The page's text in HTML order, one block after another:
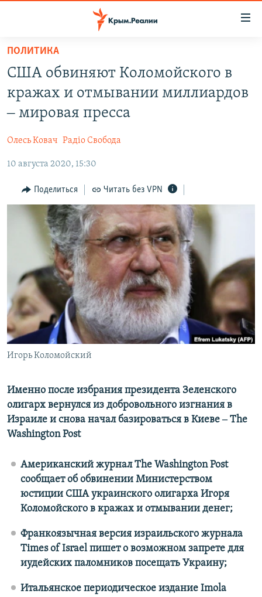
Вернуться
основному
содержанию
Вернутся
главной
Вернутся
поиску
11 ЛЕТ ОККУПАЦИИ КРЫМА. 11 ИСТОРИЙ СОПРОТИВЛЕНИЯ
ВОДА
ЕЩЕ
ИНТЕРАКТИВ
ИНФОГРАФИКА
ТЕЛЕПРОЕКТ КРЫМ.РЕАЛИИ
СОВЕТЫ ПРАВОЗАЩИТНИКОВ
ПРОПАВШИЕ БЕЗ ВЕСТИ
ПОБЕДИТЕЛЕЙ НЕ СУДЯТ?
КРЫМ.НЕПОКОРЕННЫЙ
ELIFBE
УКРАИНСКАЯ ПРОБЛЕМА КРЫМА
РАДІО СВОБОДА
КАК ОБОЙТИ БЛОКИРОВКУ
Українською
Qırımtatar
ПРИСОЕДИНЯЙТЕСЬ!
Все сайты RFE/RL
ПОЛИТИКА
CША обвиняют Коломойского в
кражах и отмывании миллиардов
‒ мировая пресса
Олесь Ковач Радіо Свобода
10 августа 2020, 15:30
Поделиться Читать без VPN
Игорь Коломойский
Именно после избрания президента Зеленского
олигарх вернулся из добровольного изгнания в
Израиле и снова начал базироваться в Киеве ‒ The
Washington Post
Американский журнал The Washington Post
сообщает об обвинении Министерством
юстиции США украинского олигарха Игоря
Коломойского в кражах и отмывании денег;
Франкоязычная версия израильского журнала
Times of Israel пишет о возможном запрете для
иудейских паломников посещать Украину;
Итальянское периодическое издание Imola